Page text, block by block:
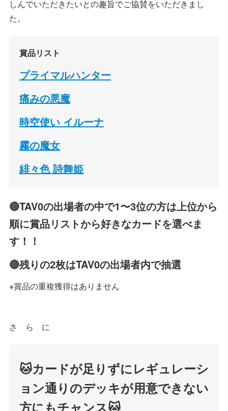
しんでいただきたいとの趣旨でご協賛をいただきまし
た。
賞品リスト
プライマルハンター
痛みの悪魔
時空使い イルーナ
霧の魔女
緋々色 詩舞姫
🔴TAV0の出場者の中で1〜3位の方は上位から
順に賞品リストから好きなカードを選べま
す！！
🔴残りの2枚はTAV0の出場者内で抽選
※賞品の重複獲得はありません
さ ら に
🐱カードが足りずにレギュレーシ
ョン通りのデッキが用意できない
方にもチャンス🐱